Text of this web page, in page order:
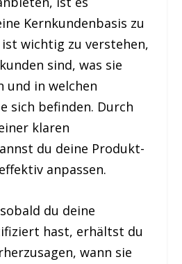
Kernkundenbasis zu
wichtig zu verstehen,
sind, was sie
und in welchen
sich befinden. Durch
klaren
du deine Produkt-
anpassen.
du deine
hast, erhältst du
wann sie